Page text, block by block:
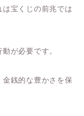
宝くじの前兆では
が必要です。
銭的な豊かさを保